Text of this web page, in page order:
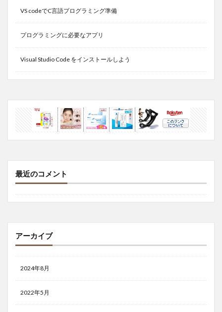
VS codeでC言語プログラミング準備
プログラミングに必要なアプリ
Visual Studio Code をインストールしよう
最近のコメント
アーカイブ
2024年8月
2022年5月